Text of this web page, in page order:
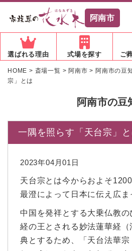
阿南市
選ばれる理由 式場を探す ご
HOME > 斎場一覧 > 阿南市 > 阿南市の豆
宗」とは
阿南市の豆
一隅を照らす「天台宗」
2023年04月01日
天台宗とは今からおよそ
最澄によって日本に伝え広ま
中国を発祥とする大乗仏教
経の王とされる妙法蓮華経
典とするため、「天台法華